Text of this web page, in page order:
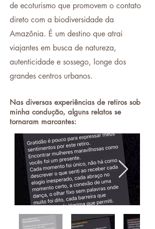
de ecoturismo que promovem o contato
direto com a biodiversidade da
Amazônia. É um destino que atrai
viajantes em busca de natureza,
autenticidade e sossego, longe dos
grandes centros urbanos.
Nas diversas experiências de retiros sob
minha condução, alguns relatos se
tornaram marcantes: